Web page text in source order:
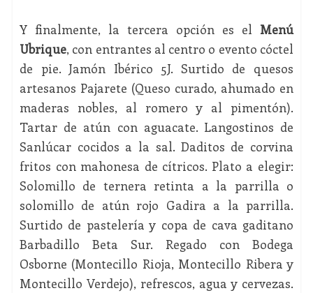
Y finalmente, la tercera opción es el Menú
Ubrique, con entrantes al centro o evento cóctel
de pie. Jamón Ibérico 5J. Surtido de quesos
artesanos Pajarete (Queso curado, ahumado en
maderas nobles, al romero y al pimentón).
Tartar de atún con aguacate. Langostinos de
Sanlúcar cocidos a la sal. Daditos de corvina
fritos con mahonesa de cítricos. Plato a elegir:
Solomillo de ternera retinta a la parrilla o
solomillo de atún rojo Gadira a la parrilla.
Surtido de pastelería y copa de cava gaditano
Barbadillo Beta Sur. Regado con Bodega
Osborne (Montecillo Rioja, Montecillo Ribera y
Montecillo Verdejo), refrescos, agua y cervezas.